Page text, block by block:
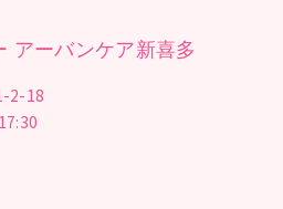
アーバンケア新喜多
2-18